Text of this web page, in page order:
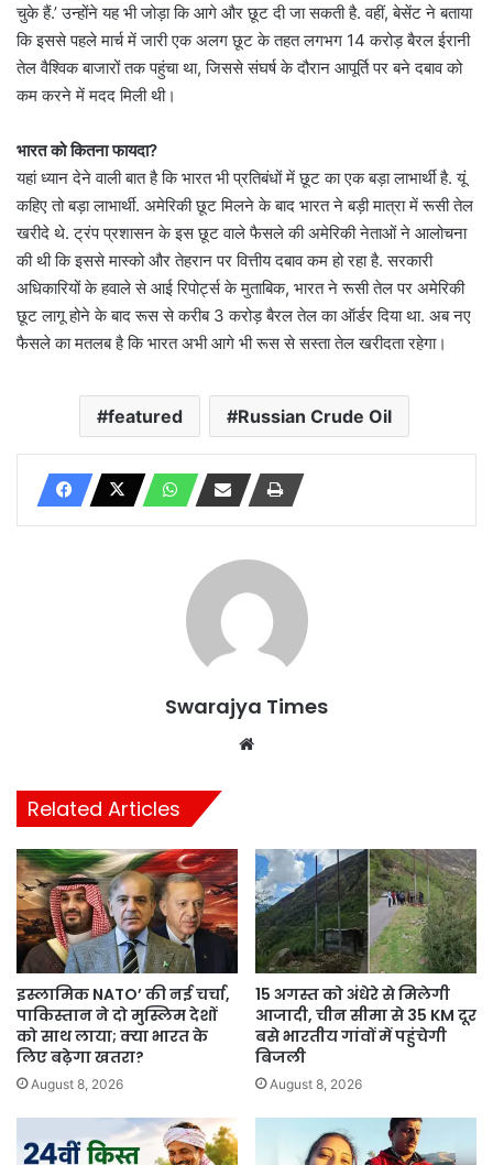
चुके हैं.’ उन्होंने यह भी जोड़ा कि आगे और छूट दी जा सकती है. वहीं, बेसेंट ने बताया
कि इससे पहले मार्च में जारी एक अलग छूट के तहत लगभग 14 करोड़ बैरल ईरानी
तेल वैश्विक बाजारों तक पहुंचा था, जिससे संघर्ष के दौरान आपूर्ति पर बने दबाव को
कम करने में मदद मिली थी।
भारत को कितना फायदा?
यहां ध्यान देने वाली बात है कि भारत भी प्रतिबंधों में छूट का एक बड़ा लाभार्थी है. यूं
कहिए तो बड़ा लाभार्थी. अमेरिकी छूट मिलने के बाद भारत ने बड़ी मात्रा में रूसी तेल
खरीदे थे. ट्रंप प्रशासन के इस छूट वाले फैसले की अमेरिकी नेताओं ने आलोचना
की थी कि इससे मास्को और तेहरान पर वित्तीय दबाव कम हो रहा है. सरकारी
अधिकारियों के हवाले से आई रिपोर्ट्स के मुताबिक, भारत ने रूसी तेल पर अमेरिकी
छूट लागू होने के बाद रूस से करीब 3 करोड़ बैरल तेल का ऑर्डर दिया था. अब नए
फैसले का मतलब है कि भारत अभी आगे भी रूस से सस्ता तेल खरीदता रहेगा।
featured Russian Crude Oil
Swarajya Times
Related Articles
इस्लामिक NATO’ की नई चर्चा,
पाकिस्तान ने दो मुस्लिम देशों
को साथ लाया; क्या भारत के
लिए बढ़ेगा खतरा?
August 8, 2026
15 अगस्त को अंधेरे से मिलेगी
आजादी, चीन सीमा से 35 KM दूर
बसे भारतीय गांवों में पहुंचेगी
बिजली
August 8, 2026